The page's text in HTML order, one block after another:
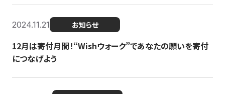
2024.11.21 お知らせ
12月は寄付月間！“Wishウォーク”であなたの願いを寄付
につなげよう